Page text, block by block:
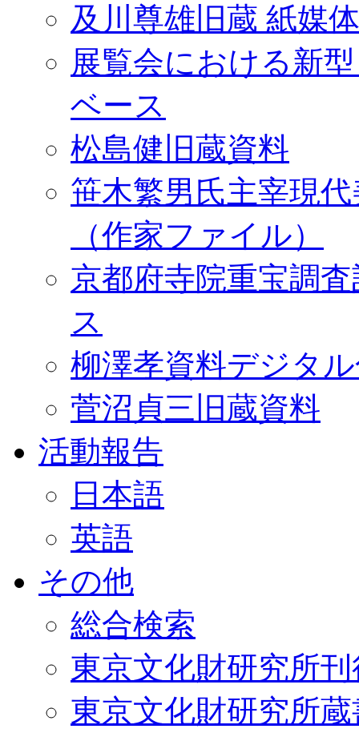
及川尊雄旧蔵 紙媒
展覧会における新
ベース
松島健旧蔵資料
笹木繁男氏主宰現
（作家ファイル）
京都府寺院重宝調
ス
柳澤孝資料デジタ
菅沼貞三旧蔵資料
活動報告
日本語
英語
その他
総合検索
東京文化財研究所
東京文化財研究所